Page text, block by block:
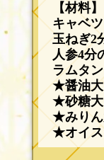
【材料】
キャベ
玉ねぎ2
人参4分
ラムタ
★醤油大
★砂糖大
★みりん
★オイス